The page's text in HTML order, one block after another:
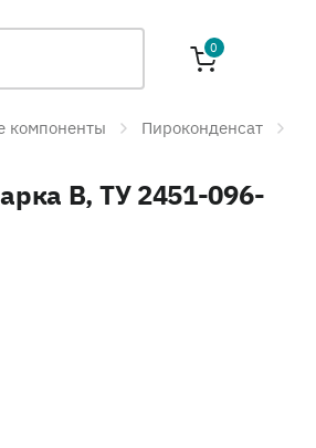
0
компоненты
Пироконденсат
B, ТУ 2451-096-